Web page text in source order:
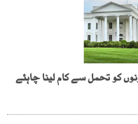
کو تحمل سے کام لینا چاہئے